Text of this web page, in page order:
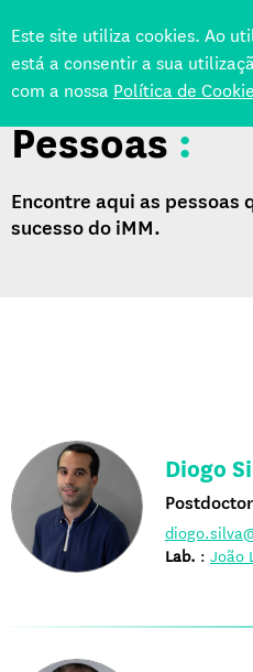
Este site utiliza cookies. Ao
está a consentir a sua
com a nossa Política de
Pessoas:
Encontre aqui as pessoas
sucesso do iMM.
Diogo
Lab. : João